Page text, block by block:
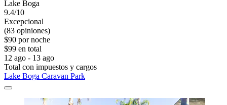
Lake Boga
9.4/10
Excepcional
(83 opiniones)
$90 por noche
$99 en total
12 ago - 13 ago
Total con impuestos y cargos
Lake Boga Caravan Park